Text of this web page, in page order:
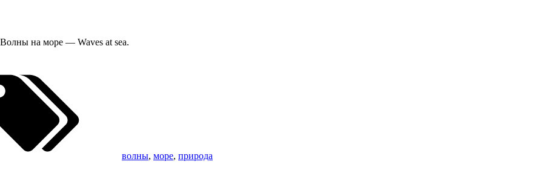
на море — Waves at sea.
волны, море, природа